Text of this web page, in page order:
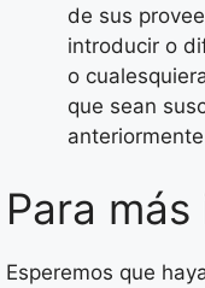
de sus
introducir o
o
que sean
Para
Esperemos que